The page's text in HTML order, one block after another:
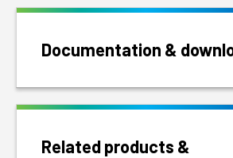
Documentation &
Related products &